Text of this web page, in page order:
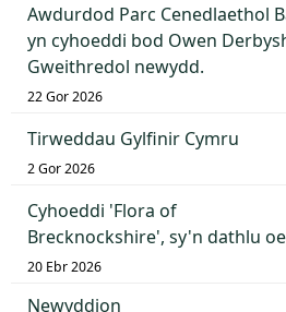
Awdurdod Parc Cenedlaethol
yn cyhoeddi bod Owen
Gweithredol newydd.
22 Gor 2026
Tirweddau Gylfinir Cymru
2 Gor 2026
Cyhoeddi 'Flora of
Brecknockshire', sy'n dathlu
20 Ebr 2026
Newyddion